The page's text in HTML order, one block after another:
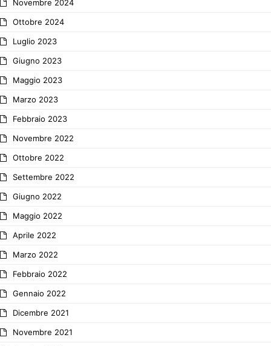
Novembre 2024
Ottobre 2024
Luglio 2023
Giugno 2023
Maggio 2023
Marzo 2023
Febbraio 2023
Novembre 2022
Ottobre 2022
Settembre 2022
Giugno 2022
Maggio 2022
Aprile 2022
Marzo 2022
Febbraio 2022
Gennaio 2022
Dicembre 2021
Novembre 2021